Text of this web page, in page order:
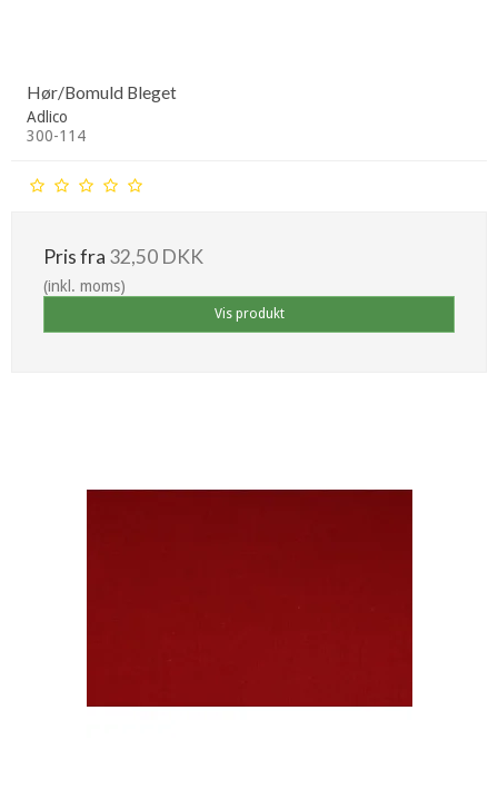
Hør/Bomuld Bleget
Adlico
300-114
Pris fra 32,50 DKK
(inkl. moms)
Vis produkt